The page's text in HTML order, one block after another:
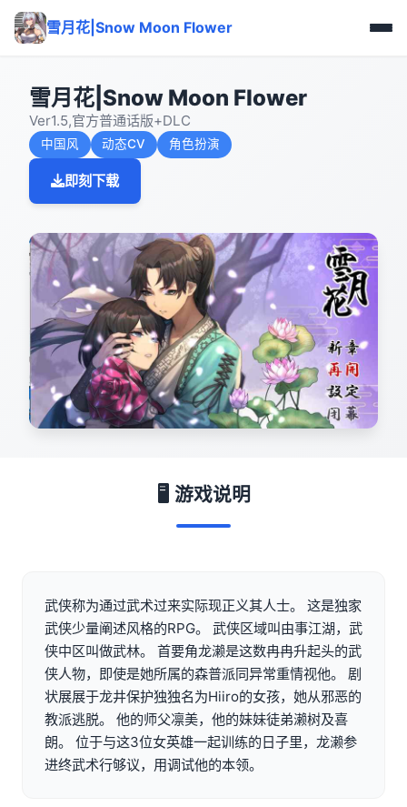
雪月花|Snow Moon Flower
雪月花|Snow Moon Flower
Ver1.5,官方普通话版+DLC
中国风 动态CV 角色扮演
即刻下载
🖥️ 游戏说明
武侠称为通过武术过来实际现正义其人士。 这是独家
武侠少量阐述风格的RPG。 武侠区域叫由事江湖，武
侠中区叫做武林。 首要角龙濑是这数冉冉升起头的武
侠人物，即使是她所属的森普派同异常重情视他。 剧
状展展于龙井保护独独名为Hiiro的女孩，她从邪恶的
教派逃脱。 他的师父凛美，他的妹妹徒弟濑树及喜
朗。 位于与这3位女英雄一起训练的日子里，龙濑参
进终武术行够议，用调试他的本领。